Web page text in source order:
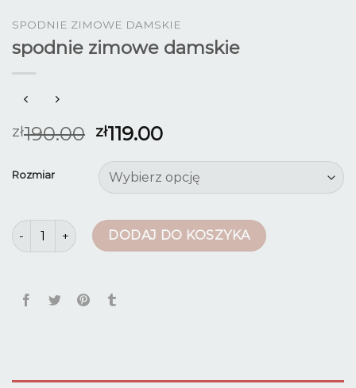
SPODNIE ZIMOWE DAMSKIE
spodnie zimowe damskie
zł190.00 zł119.00
Rozmiar
ilość spodnie zimowe damskie
DODAJ DO KOSZYKA